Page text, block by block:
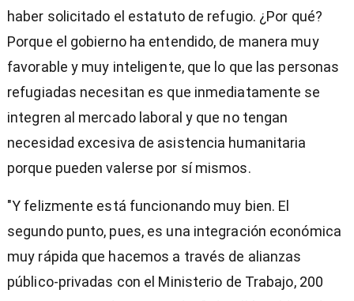
haber solicitado el estatuto de refugio. ¿Por qué?
Porque el gobierno ha entendido, de manera muy
favorable y muy inteligente, que lo que las personas
refugiadas necesitan es que inmediatamente se
integren al mercado laboral y que no tengan
necesidad excesiva de asistencia humanitaria
porque pueden valerse por sí mismos.
"Y felizmente está funcionando muy bien. El
segundo punto, pues, es una integración económica
muy rápida que hacemos a través de alianzas
público-privadas con el Ministerio de Trabajo, 200